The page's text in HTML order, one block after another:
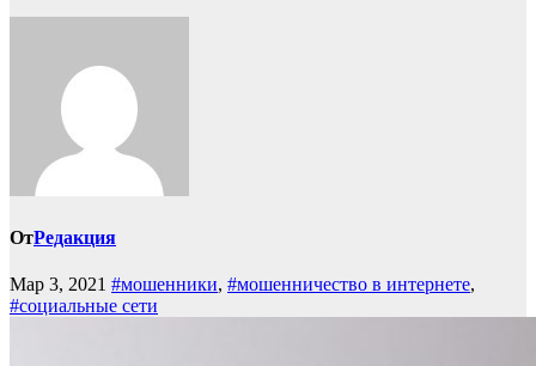
ОтРедакция
Мар 3, 2021 #мошенники, #мошенничество в интернете,
#социальные сети